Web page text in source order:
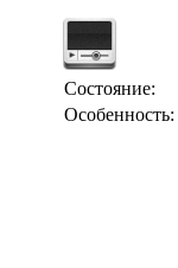
Состояние:
Особенность: